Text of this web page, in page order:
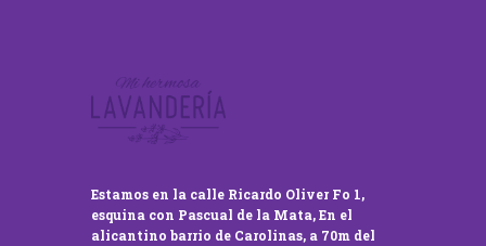
Estamos en la calle Ricardo Oliver Fo 1,
esquina con Pascual de la Mata, En el
alicantino barrio de Carolinas, a 70m del